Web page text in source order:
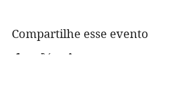
Compartilhe esse evento